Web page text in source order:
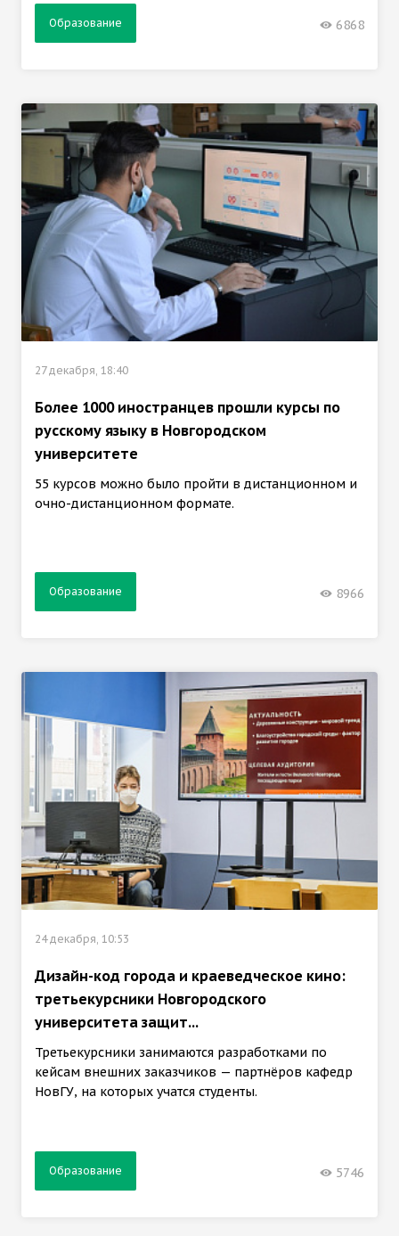
Образование 6868
27 декабря, 18:40
Более 1000 иностранцев прошли курсы по
русскому языку в Новгородском
университете
55 курсов можно было пройти в дистанционном и
очно-дистанционном формате.
Образование 8966
24 декабря, 10:53
Дизайн-код города и краеведческое кино:
третьекурсники Новгородского
университета защит...
Третьекурсники занимаются разработками по
кейсам внешних заказчиков — партнёров кафедр
НовГУ, на которых учатся студенты.
Образование 5746